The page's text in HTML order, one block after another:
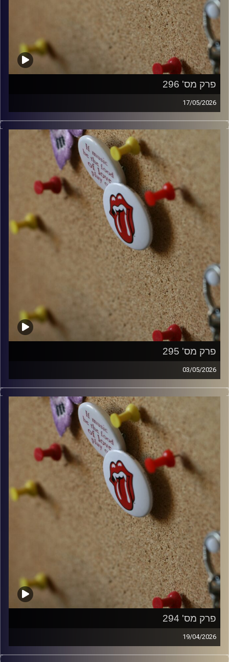
פרק מס' 296
17/05/2026
קלאסיקות רוק עם אורן הוף.
włodi
פרק מס' 295
03/05/2026
קלאסיקות רוק עם אורן הוף.
włodi
פרק מס' 294
19/04/2026
קלאסיקות רוק עם אורן הוף.